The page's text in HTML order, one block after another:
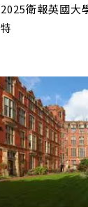
2025衛報英國大
特